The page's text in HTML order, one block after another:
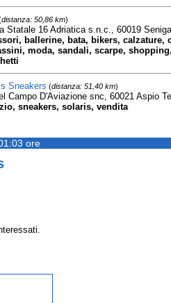
distanza: 50,86 km)
Statale 16 Adriatica s.n.c., 60019
ballerine, bata, bikers, calzature,
moda, sandali, scarpe,
Sneakers (distanza: 51,40 km)
Campo D'Aviazione snc, 60021 Aspio
sneakers, solaris, vendita
ore